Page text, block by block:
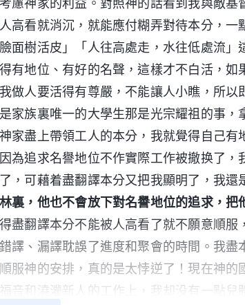
慮神家的利益。對照神的話看到我與敵基
高看就消沉，就能應付糊弄對待本分，一
面樹活皮」「人往高處走，水往低處流」
有地位、有好的名聲，這樣才不白活，如
做人要活得有尊嚴，不能讓人小瞧，所以
家族裏唯一的大學生那是光宗耀祖的事，
家盡上帶領工人的本分，我就覺得自己有
為追求名譽地位不作實際工作被撤换了，
，可藉着盡翻譯本分又把我顯明了，我還
裏，他也不會放下對名譽地位的追求，把
盡翻譯本分不能被人高看了就不願意順服，
譯、漏譯耽誤了進度和聚會的時間。我盡
服神的安排，真的是太悖逆了！現在神的
音和澆灌新人的工作上，我却没有一點兒